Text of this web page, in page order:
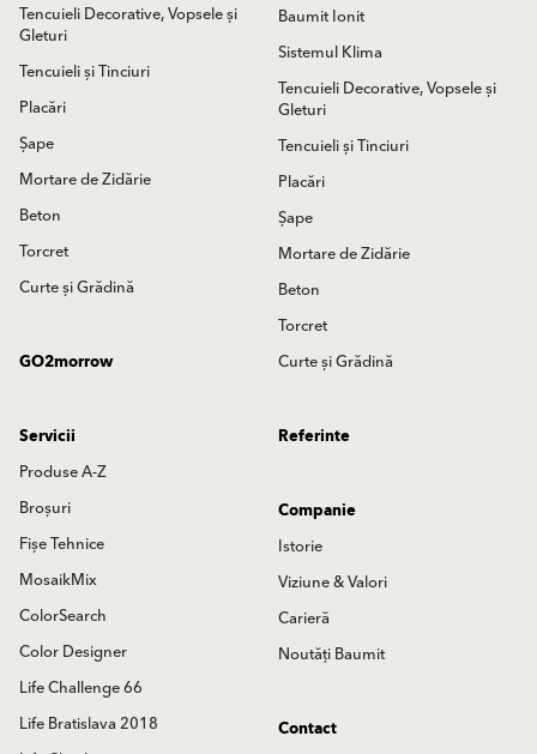
Tencuieli Decorative, Vopsele și
Gleturi
Tencuieli și Tinciuri
Placări
Șape
Mortare de Zidărie
Beton
Torcret
Curte și Grădină
Baumit Ionit
Sistemul Klima
Tencuieli Decorative, Vopsele și
Gleturi
Tencuieli și Tinciuri
Placări
Șape
Mortare de Zidărie
Beton
Torcret
Curte și Grădină
GO2morrow
Servicii
Produse A-Z
Broșuri
Fișe Tehnice
MosaikMix
ColorSearch
Color Designer
Life Challenge 66
Life Bratislava 2018
Referinte
Companie
Istorie
Viziune & Valori
Carieră
Noutăți Baumit
Contact